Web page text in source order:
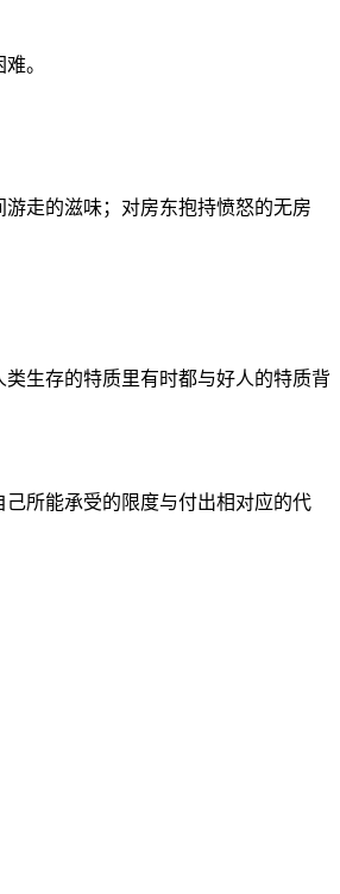
。
走的滋味；对房东抱持愤怒的无房
生存的特质里有时都与好人的特质背
所能承受的限度与付出相对应的代